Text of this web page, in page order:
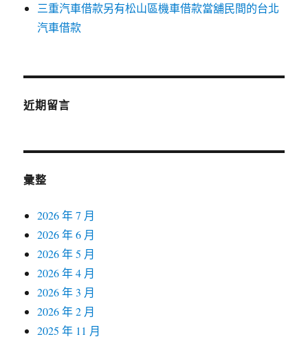
三重汽車借款另有松山區機車借款當舖民間的台北
汽車借款
近期留言
彙整
2026 年 7 月
2026 年 6 月
2026 年 5 月
2026 年 4 月
2026 年 3 月
2026 年 2 月
2025 年 11 月